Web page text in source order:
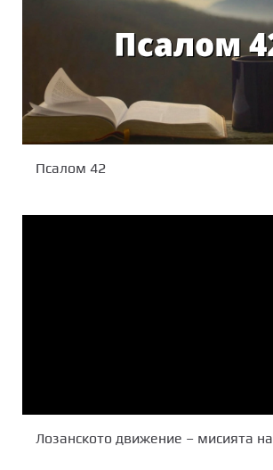
Псалом 42
Лозанското движение – мисията